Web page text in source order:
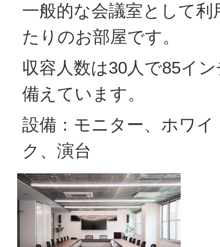
一般的な会議室として
たりのお部屋です。
収容人数は30人で85イ
備えています。
設備：モニター、ホワ
ク、演台